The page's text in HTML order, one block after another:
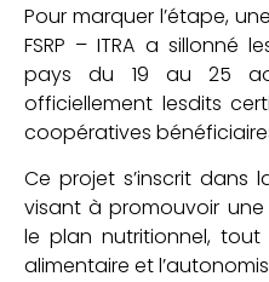
Pour marquer l’étape,
FSRP – ITRA a sillonné
pays du 19 au 25
officiellement lesdits
coopératives
Ce projet s’inscrit dans
visant à promouvoir
le plan nutritionnel,
alimentaire et